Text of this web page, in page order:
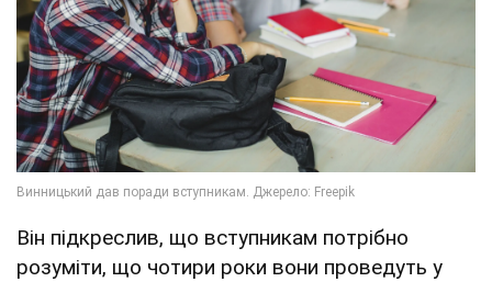
Він підкреслив, що вступникам потрібно
розуміти, що чотири роки вони проведуть у